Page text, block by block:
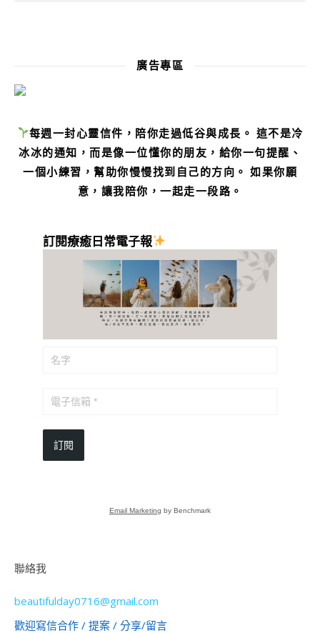
廣告專區
每週一封心靈信件，陪你走過低谷與成長。 這不是冷
冰冰的通知，而是像一位懂你的朋友，給你一句提醒、
一個小練習，幫助你慢慢找到自己的方向。 如果你願
意，讓我陪你，一起走一段路。
訂閱療癒日常電子報
訂閱
Email Marketing by Benchmark
聯絡我
beautifulday0716@gmail.com
歡迎寫信合作 / 提案 / 分享/留言